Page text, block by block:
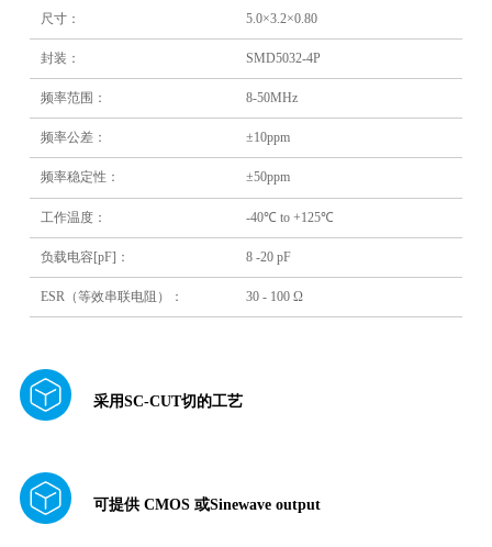
尺寸： 5.0×3.2×0.80
封装： SMD5032-4P
频率范围： 8-50MHz
频率公差： ±10ppm
频率稳定性： ±50ppm
工作温度： -40℃ to +125℃
负载电容[pF]： 8 -20 pF
ESR（等效串联电阻）： 30 - 100 Ω
采用SC-CUT切的工艺
可提供 CMOS 或Sinewave output